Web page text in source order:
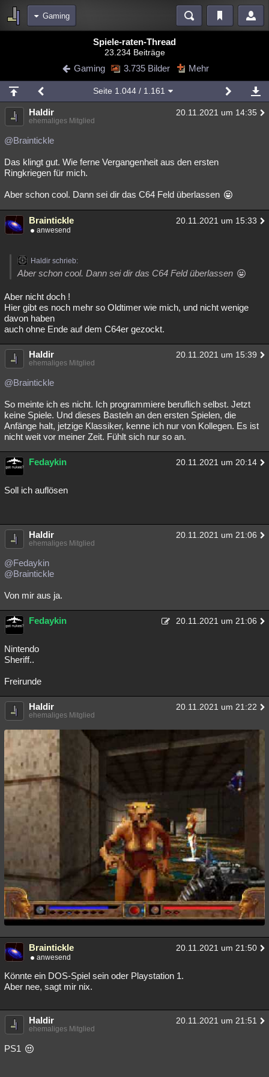
Gaming
Diskussionen Blogs Videos
Chat Wiki Neuigkeiten
meine Rubriken
Menschen Mystery Kriminalfälle
Spiritualität
Natur Umfragen Unterhaltung
weitere Rubriken
Philosophie Träume Orte Esoterik Literatur
Astronomie Helpdesk Gaming Filme
Übersichten
Lesenswert Schlüsselwörter
Spiele-raten-Thread
23.234 Beiträge
Gaming 3.735 Bilder Mehr
Seite 1.044/ 1.161
Haldir 20.11.2021 um 14:35
ehemaliges Mitglied
@Braintickle
Das klingt gut. Wie ferne Vergangenheit aus den ersten
Ringkriegen für mich.
Aber schon cool. Dann sei dir das C64 Feld überlassen
Braintickle 20.11.2021 um 15:33
anwesend
Haldir schrieb:
Aber schon cool. Dann sei dir das C64 Feld überlassen
Aber nicht doch !
Hier gibt es noch mehr so Oldtimer wie mich, und nicht wenige
davon haben
auch ohne Ende auf dem C64er gezockt.
Haldir 20.11.2021 um 15:39
ehemaliges Mitglied
@Braintickle
So meinte ich es nicht. Ich programmiere beruflich selbst. Jetzt
keine Spiele. Und dieses Basteln an den ersten Spielen, die
Anfänge halt, jetzige Klassiker, kenne ich nur von Kollegen. Es ist
nicht weit vor meiner Zeit. Fühlt sich nur so an.
Fedaykin 20.11.2021 um 20:14
Soll ich auflösen
Haldir 20.11.2021 um 21:06
ehemaliges Mitglied
@Fedaykin
@Braintickle
Von mir aus ja.
Fedaykin 20.11.2021 um 21:06
Nintendo
Sheriff..
Freirunde
Haldir 20.11.2021 um 21:22
ehemaliges Mitglied
Braintickle 20.11.2021 um 21:50
anwesend
Könnte ein DOS-Spiel sein oder Playstation 1.
Aber nee, sagt mir nix.
Haldir 20.11.2021 um 21:51
ehemaliges Mitglied
PS1